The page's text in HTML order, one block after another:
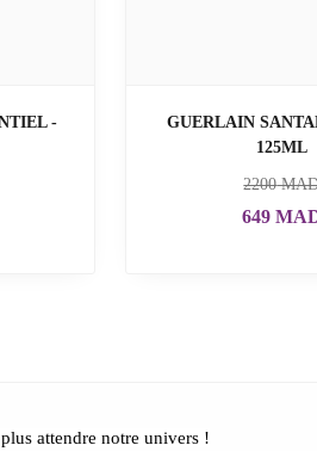
-
GUERLAIN
125ML
2200
649
attendre notre univers !